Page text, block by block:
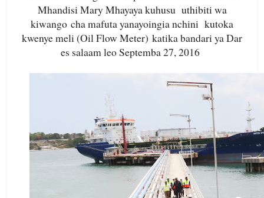
Mhandisi Mary Mhayaya kuhusu uthibiti wa
kiwango cha mafuta yanayoingia nchini kutoka
kwenye meli (Oil Flow Meter) katika bandari ya Dar
es salaam leo Septemba 27, 2016